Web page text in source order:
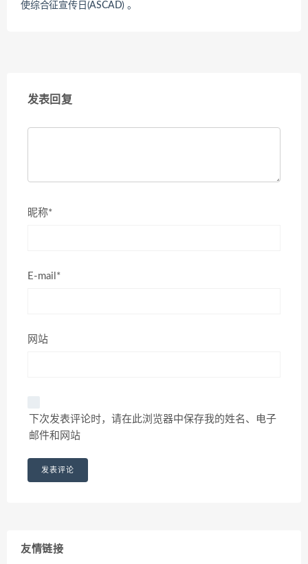
使综合征宣传日(ASCAD) 。
发表回复
昵称*
E-mail*
网站
下次发表评论时，请在此浏览器中保存我的姓名、电子
邮件和网站
友情链接